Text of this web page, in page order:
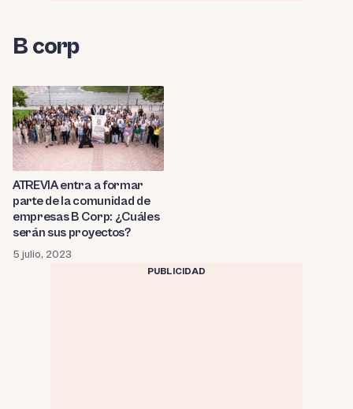
B corp
ATREVIA entra a formar
parte de la comunidad de
empresas B Corp: ¿Cuáles
serán sus proyectos?
5 julio, 2023
PUBLICIDAD